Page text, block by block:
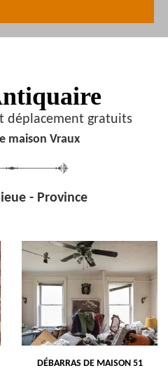
déplacement gratuits
maison Vraux
- Province
DÉBARRAS DE MAISON 51